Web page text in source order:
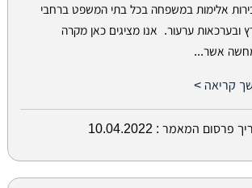
אלימות במשפחה בכל בתי המשפט ברחבי
ובערכאות ערעור. אנו מציגים כאן מקרה
אשר...
קריאה >
פרסום המאמר : 10.04.2022